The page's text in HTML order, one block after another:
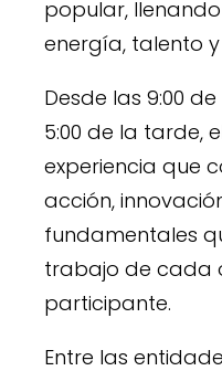
popular,
energía, talento
Desde las 9:00
5:00 de la tarde,
experiencia que
acción,
fundamentales
trabajo de cada
participante.
Entre las